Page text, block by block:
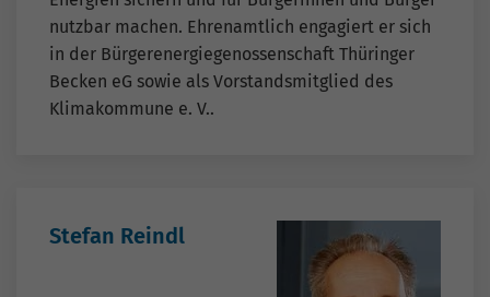
nutzbar machen. Ehrenamtlich engagiert er sich
in der Bürgerenergiegenossenschaft Thüringer
Becken eG sowie als Vorstandsmitglied des
Klimakommune e. V..
Stefan Reindl